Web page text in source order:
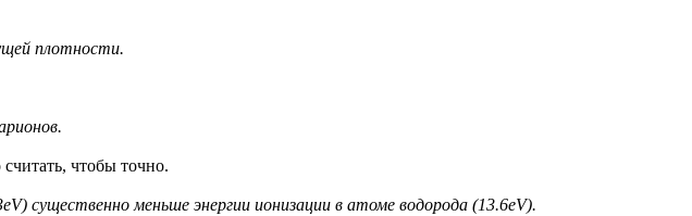
плотности.
чтобы точно.
существенно меньше энергии ионизации в атоме водорода (13.6eV).